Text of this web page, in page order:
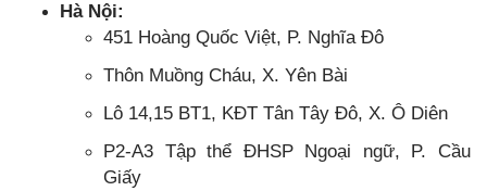
Hà Nội:
451 Hoàng Quốc Việt, P. Nghĩa Đô
Thôn Muồng Cháu, X. Yên Bài
Lô 14,15 BT1, KĐT Tân Tây Đô, X. Ô Diên
P2-A3 Tập thể ĐHSP Ngoại ngữ, P. Cầu
Giấy